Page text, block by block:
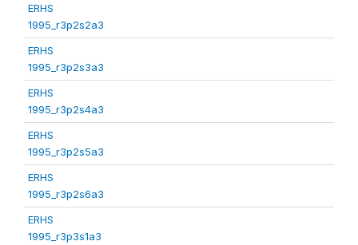
ERHS
1995_r3p2s2a3
ERHS
1995_r3p2s3a3
ERHS
1995_r3p2s4a3
ERHS
1995_r3p2s5a3
ERHS
1995_r3p2s6a3
ERHS
1995_r3p3s1a3